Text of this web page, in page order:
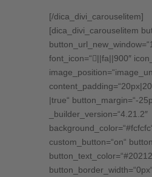
[/dica_divi_carouselitem]
[dica_divi_carouselitem
font_icon=“||fa||900″
|true“ button_margin=“-
_builder_version=“4.21.2″
custom_button=“on“